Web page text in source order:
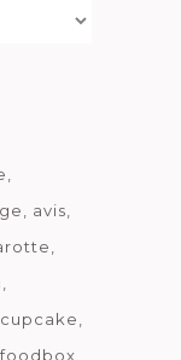
avis
cupcake
foodbox